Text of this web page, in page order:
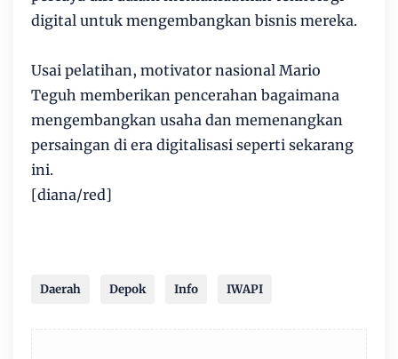
digital untuk mengembangkan bisnis mereka.
Usai pelatihan, motivator nasional Mario
Teguh memberikan pencerahan bagaimana
mengembangkan usaha dan memenangkan
persaingan di era digitalisasi seperti sekarang
ini.
[diana/red]
Daerah Depok Info IWAPI